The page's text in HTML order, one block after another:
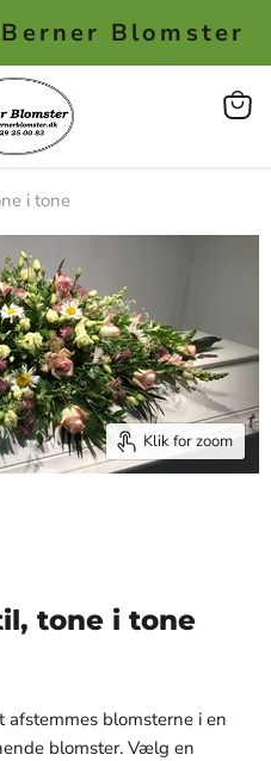
Blomster
Se
i tone
Klik for zoom
tone i tone
blomsterne i en
blomster. Vælg en